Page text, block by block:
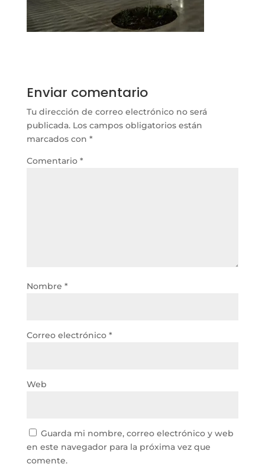
Enviar comentario
Tu dirección de correo electrónico no será
publicada. Los campos obligatorios están
marcados con *
Comentario *
Nombre *
Correo electrónico *
Web
Guarda mi nombre, correo electrónico y web
en este navegador para la próxima vez que
comente.